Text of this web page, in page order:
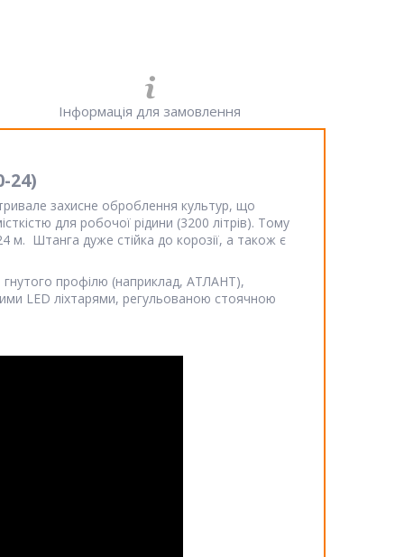
Інформація для замовлення
24)
захисне оброблення культур, що
для робочої рідини (3200 літрів). Тому
м. Штанга дуже стійка до корозії, а також є
профілю (наприклад, АТЛАНТ),
LED ліхтарями, регульованою стоячною